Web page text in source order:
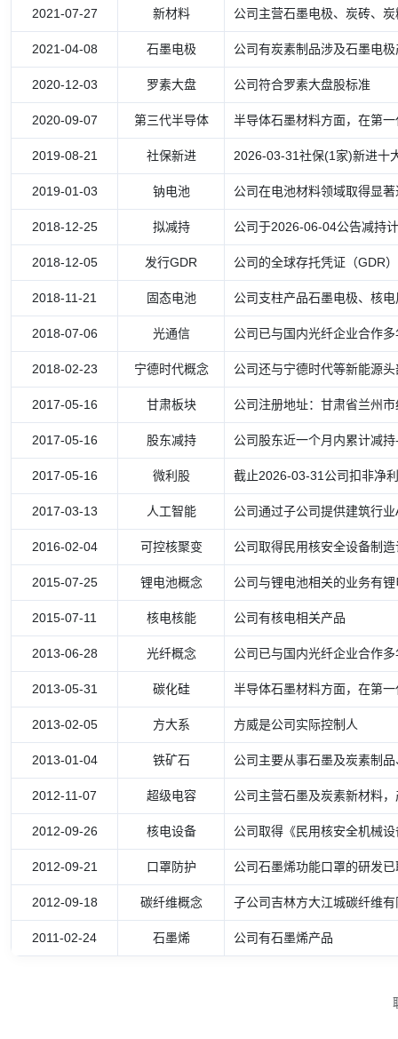
2021-07-27 新材料 公司主营石墨电极、炭砖、
2021-04-08 石墨电极 公司有炭素制品涉及石墨电极
2020-12-03 罗素大盘 公司符合罗素大盘股标准
2020-09-07 第三代半导体 半导体石墨材料方面，在第
2019-08-21 社保新进 2026-03-31社保(1家)新进十
2019-01-03 钠电池 公司在电池材料领域取得显
2018-12-25 拟减持 公司于2026-06-04公告减持
2018-12-05 发行GDR 公司的全球存托凭证（GDR
2018-11-21 固态电池 公司支柱产品石墨电极、核
2018-07-06 光通信 公司已与国内光纤企业合作
2018-02-23 宁德时代概念 公司还与宁德时代等新能源
2017-05-16 甘肃板块 公司注册地址：甘肃省兰州
2017-05-16 股东减持 公司股东近一个月内累计减
2017-05-16 微利股 截止2026-03-31公司扣非净
2017-03-13 人工智能 公司通过子公司提供建筑行
2016-02-04 可控核聚变 公司取得民用核安全设备制
2015-07-25 锂电池概念 公司与锂电池相关的业务有
2015-07-11 核电核能 公司有核电相关产品
2013-06-28 光纤概念 公司已与国内光纤企业合作
2013-05-31 碳化硅 半导体石墨材料方面，在第
2013-02-05 方大系 方威是公司实际控制人
2013-01-04 铁矿石 公司主要从事石墨及炭素制
2012-11-07 超级电容 公司主营石墨及炭素新材料
2012-09-26 核电设备 公司取得《民用核安全机械
2012-09-21 口罩防护 公司石墨烯功能口罩的研发
2012-09-18 碳纤维概念 子公司吉林方大江城碳纤维
2011-02-24 石墨烯 公司有石墨烯产品